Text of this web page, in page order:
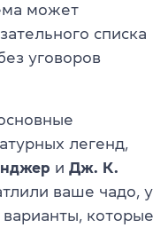
может
списка
уговоров
легенд,
и Дж. К.
ваше чадо, у
которые